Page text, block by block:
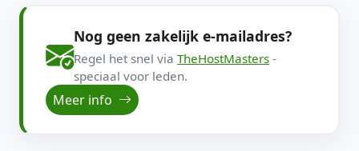
Nog geen zakelijk e-mailadres?
Regel het snel via TheHostMasters -
speciaal voor leden.
Meer info